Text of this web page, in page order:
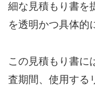
細な見積もり書を
を透明かつ具体的
この見積もり書に
査期間、使用する